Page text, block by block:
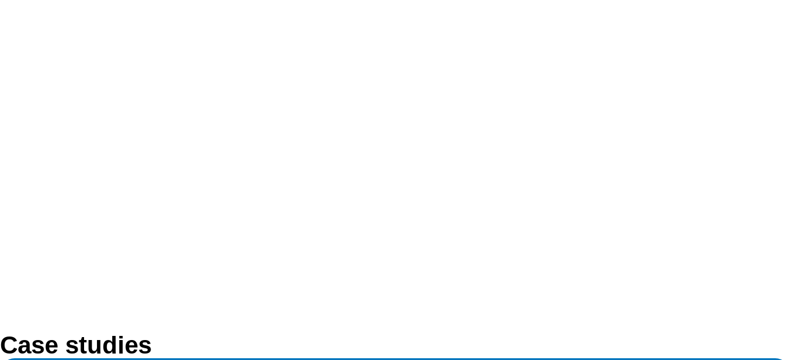
Case studies